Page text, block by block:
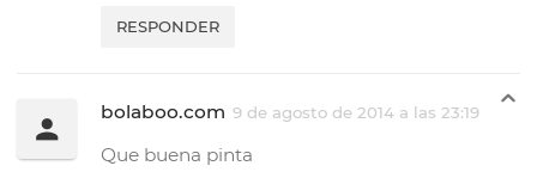
RESPONDER
bolaboo.com 9 de agosto de 2014 a las 23:19
Que buena pinta